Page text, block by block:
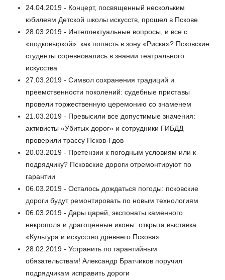
24.04.2019 - Концерт, посвященный нескольким
юбилеям Детской школы искусств, прошел в Пскове
28.03.2019 - Интеллектуальные вопросы, и все с
«подковыркой»: как попасть в зону «Риска»? Псковские
студенты соревновались в знании театрального
искусства
27.03.2019 - Символ сохранения традиций и
преемственности поколений: судебные приставы
провели торжественную церемонию со знаменем
21.03.2019 - Превысили все допустимые значения:
активисты «Убитых дорог» и сотрудники ГИБДД
проверили трассу Псков-Гдов
20.03.2019 - Претензии к погодным условиям или к
подрядчику? Псковские дороги отремонтируют по
гарантии
06.03.2019 - Осталось дождаться погоды: псковские
дороги будут ремонтировать по новым технологиям
06.03.2019 - Дары царей, экспонаты каменного
некрополя и драгоценные иконы: открыта выставка
«Культура и искусство древнего Пскова»
28.02.2019 - Устранить по гарантийным
обязательствам! Александр Братчиков поручил
подрядчикам исправить дороги